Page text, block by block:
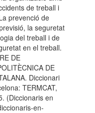
de treball i
prevenció de
la seguretat
del treball i de
en el treball.
DE
DE
Diccionari
TERMCAT,
(Diccionaris en
en-